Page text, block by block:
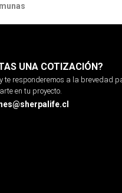
UNA COTIZACIÓN?
te responderemos a la brevedad
en tu proyecto.